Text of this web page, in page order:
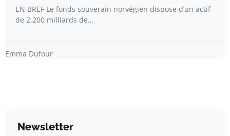
EN BREF Le fonds souverain norvégien dispose d’un actif
de 2.200 milliards de…
Emma Dufour
Newsletter